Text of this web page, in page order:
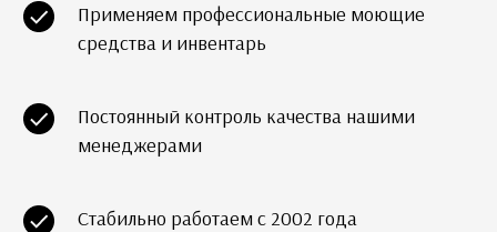
Применяем профессиональные моющие
средства и инвентарь
Постоянный контроль качества нашими
менеджерами
Стабильно работаем с 2002 года